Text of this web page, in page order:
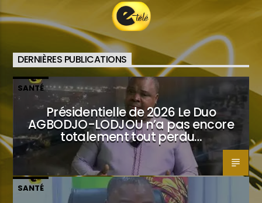
DERNIÈRES PUBLICATIONS
SANTÉ
Présidentielle de 2026 Le Duo
AGBODJO-LODJOU n’a pas encore
totalement tout perdu…
SANTÉ